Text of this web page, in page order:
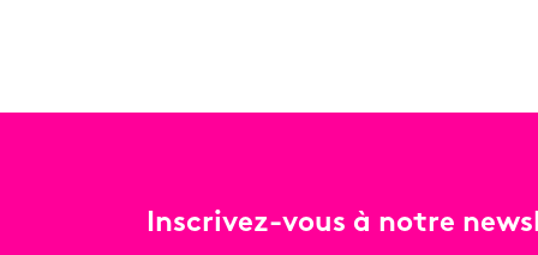
Inscrivez-vous à notre